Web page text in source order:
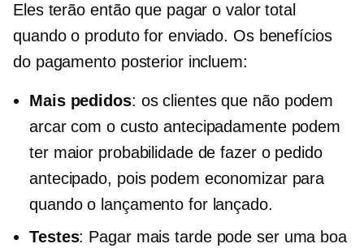
Eles terão então que pagar o valor total
quando o produto for enviado. Os benefícios
do pagamento posterior incluem:
Mais pedidos: os clientes que não podem
arcar com o custo antecipadamente podem
ter maior probabilidade de fazer o pedido
antecipado, pois podem economizar para
quando o lançamento for lançado.
Testes: Pagar mais tarde pode ser uma boa